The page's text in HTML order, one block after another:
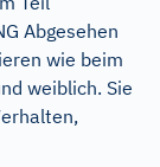
Abgesehen
wie beim
weiblich. Sie